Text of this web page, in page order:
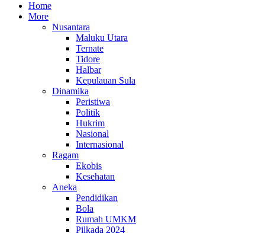
Home
More
Nusantara
Maluku Utara
Ternate
Tidore
Halbar
Kepulauan Sula
Dinamika
Peristiwa
Politik
Hukrim
Nasional
Internasional
Ragam
Ekobis
Kesehatan
Aneka
Pendidikan
Bola
Rumah UMKM
Pilkada 2024